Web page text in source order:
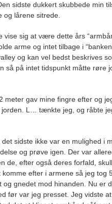
sidste dukkert skubbede min
lårene sitrede.
vise sig at være dette års
arme og intet tilbage i
og kan vel bedst beskrives
så på intet tidspunkt måtte røre
meter gav mine fingre efter og
L… tænkte jeg, og råbte
sidste ikke var en mulighed i
og prøve igen. Der var
de, efter også deres forfald,
efter i armene så jeg tog
gnedet mod hinanden. Nu er
før var jeg presset. Jeg vidste